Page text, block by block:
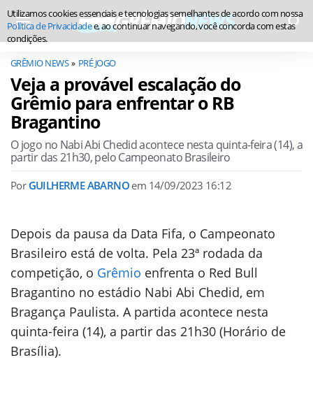
GRÊMIO NEWS PRÉ JOGO
Veja a provável escalação do
Grêmio para enfrentar o RB
Bragantino
O jogo no Nabi Abi Chedid acontece nesta quinta-feira (14), a
partir das 21h30, pelo Campeonato Brasileiro
Por GUILHERME ABARNO em 14/09/2023 16:12
Depois da pausa da Data Fifa, o Campeonato
Brasileiro está de volta. Pela 23ª rodada da
competição, o Grêmio enfrenta o Red Bull
Bragantino no estádio Nabi Abi Chedid, em
Bragança Paulista. A partida acontece nesta
quinta-feira (14), a partir das 21h30 (Horário de
Brasília).
Utilizamos cookies essenciais e tecnologias semelhantes de acordo com nossa
Política de Privacidadee, ao continuar navegando, você concorda com estas
condições.